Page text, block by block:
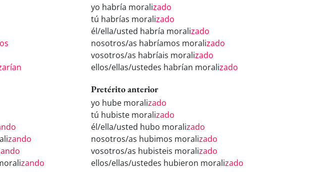
yo habría moralizado
tú habrías moralizado
él/ella/usted habría moralizado
nosotros/as habríamos moralizado
vosotros/as habríais moralizado
ellos/ellas/ustedes habrían moralizado
zando
zando
Pretérito anterior
yo hube moralizado
tú hubiste moralizado
él/ella/usted hubo moralizado
nosotros/as hubimos moralizado
vosotros/as hubisteis moralizado
ellos/ellas/ustedes hubieron moralizado